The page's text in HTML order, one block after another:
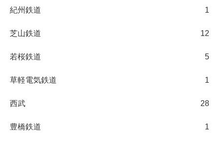
紀州鉄道 1
芝山鉄道 12
若桜鉄道 5
草軽電気鉄道 1
西武 28
豊橋鉄道 1